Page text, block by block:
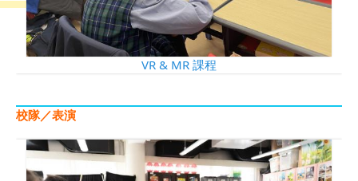
VR & MR 課程
校隊／表演